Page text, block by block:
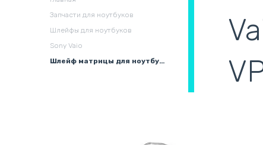
охлаждения в сборе
Запчасти для ноутбуков
Шлейфы для ноутбуков
Sony Vaio
Шлейф матрицы для ноутбука Sony Vaio VPC-EG, VPCEK, VPC-EK, VPCEC, VPC-EC, VPCEL, VPC-EL